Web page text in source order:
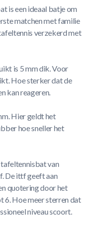
is een ideaal batje om
matchen met familie
verzekerd met
is 5 mm dik. Voor
Hoe sterker dat de
kan reageren.
Hier geldt het
hoe sneller het
tafeltennisbat van
De ittf geeft aan
quotering door het
6. Hoe meer sterren dat
niveau scoort.